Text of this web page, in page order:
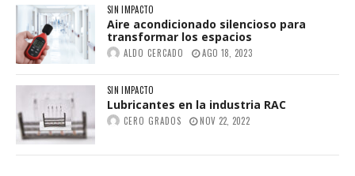
SIN IMPACTO
Aire acondicionado silencioso para
transformar los espacios
ALDO CERCADO AGO 18, 2023
SIN IMPACTO
Lubricantes en la industria RAC
CERO GRADOS NOV 22, 2022